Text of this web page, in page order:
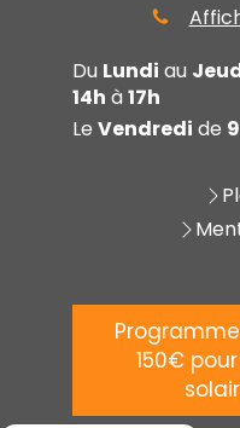
Du Lundi au
14h à17h
Le Vendredi de
150€